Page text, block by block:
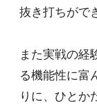
抜き打ちがで
また実戦の経
る機能性に富
りに、ひとか